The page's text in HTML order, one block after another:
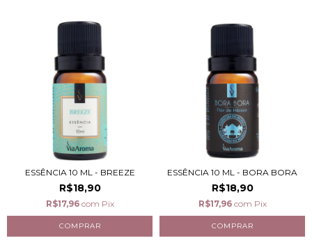
ESSÊNCIA 10 ML - BREEZE
R$18,90
R$17,96 com Pix
ESSÊNCIA 10 ML - BORA BORA
R$18,90
R$17,96 com Pix